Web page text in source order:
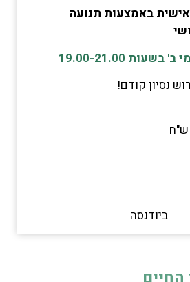
באמצעות תנועה
מי ב' בשעות 19.00-21.0 0
נסיון קודם!